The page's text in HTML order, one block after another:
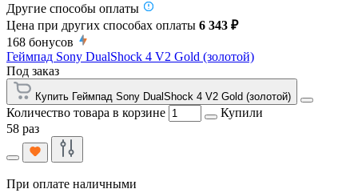
Другие способы оплаты
Цена при других способах оплаты 6 343 ₽
168 бонусов
Геймпад Sony DualShock 4 V2 Gold (золотой)
Под заказ
Купить Геймпад Sony DualShock 4 V2 Gold (золотой)
Количество товара в корзине
Купили
58 раз
При оплате наличными